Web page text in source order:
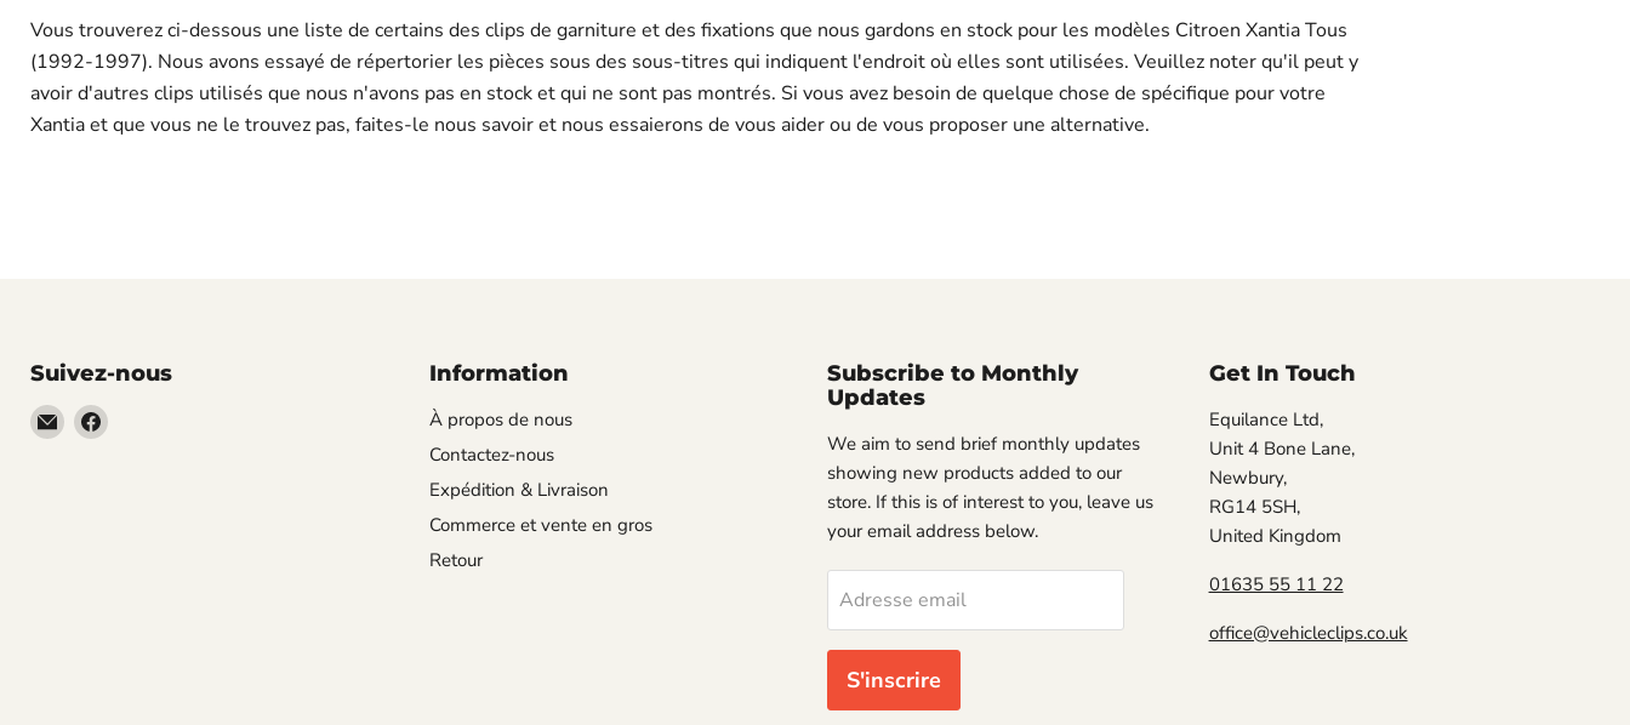
Vous trouverez ci-dessous une liste de certains des clips de garniture et des fixations que nous gardons en stock pour les modèles Citroen Xantia Tous
(1992-1997). Nous avons essayé de répertorier les pièces sous des sous-titres qui indiquent l'endroit où elles sont utilisées. Veuillez noter qu'il peut y
avoir d'autres clips utilisés que nous n'avons pas en stock et qui ne sont pas montrés. Si vous avez besoin de quelque chose de spécifique pour votre
Xantia et que vous ne le trouvez pas, faites-le nous savoir et nous essaierons de vous aider ou de vous proposer une alternative.
Suivez-nous
EmailTrouvez-
Information
À propos de nous
Contactez-nous
Expédition & Livraison
Commerce et vente en gros
Retour
Subscribe to Monthly
Updates
We aim to send brief monthly updates
showing new products added to our
store. If this is of interest to you, leave us
your email address below.
Adresse email
S'inscrire
Get In Touch
Equilance Ltd,
Unit 4 Bone Lane,
Newbury,
RG14 5SH,
United Kingdom
01635 55 11 22
office@vehicleclips.co.uk